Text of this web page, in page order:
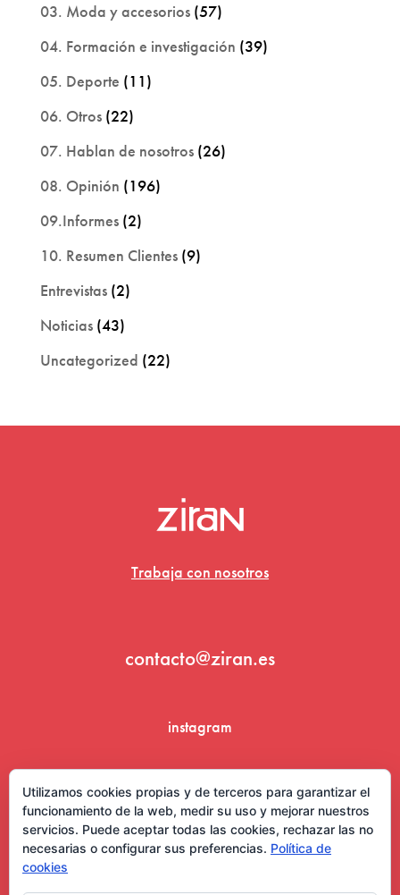
03. Moda y accesorios(57)
04. Formación e investigación (39)
05. Deporte (11)
06. Otros(22)
07. Hablan de nosotros(26)
08. Opinión (196)
09.Informes(2)
10. Resumen Clientes(9)
Entrevistas(2)
Noticias(43)
Uncategorized (22)
Trabaja con nosotros
contacto@ziran.es
instagram
Utilizamos cookies propias y de terceros para garantizar el
funcionamiento de la web, medir su uso y mejorar nuestros
servicios. Puede aceptar todas las cookies, rechazar las no
necesarias o configurar sus preferencias. Política de
cookies